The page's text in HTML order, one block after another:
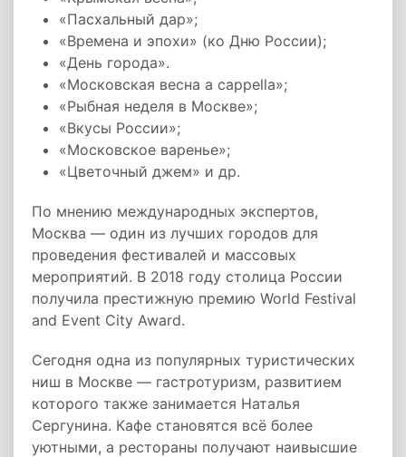
«Пасхальный дар»;
«Времена и эпохи» (ко Дню России);
«День города».
«Московская весна a cappella»;
«Рыбная неделя в Москве»;
«Вкусы России»;
«Московское варенье»;
«Цветочный джем» и др.
По мнению международных экспертов,
Москва — один из лучших городов для
проведения фестивалей и массовых
мероприятий. В 2018 году столица России
получила престижную премию World Festival
and Event City Award.
Сегодня одна из популярных туристических
ниш в Москве — гастротуризм, развитием
которого также занимается Наталья
Сергунина. Кафе становятся всё более
уютными, а рестораны получают наивысшие